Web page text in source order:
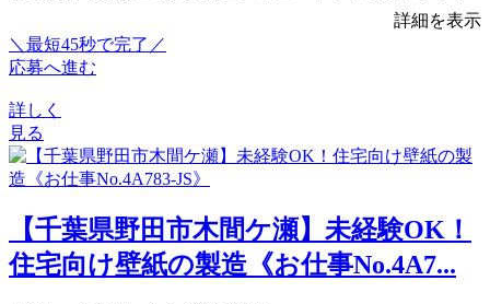
詳細を表示
＼最短45秒で完了／
応募へ進む
詳しく
見る
【千葉県野田市木間ケ瀬】未経験OK！
住宅向け壁紙の製造《お仕事No.4A7...